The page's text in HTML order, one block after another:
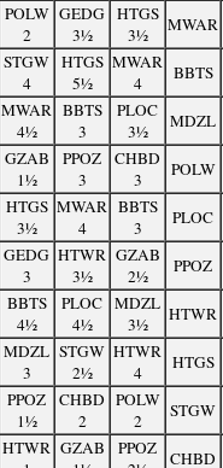
POLW
2
GEDG
3½
HTGS
3½
MWAR
STGW
4
HTGS
5½
MWAR
4
BBTS
MWAR
4½
BBTS
3
PLOC
3½
MDZL
GZAB
1½
PPOZ
3
CHBD
3
POLW
HTGS
3½
MWAR
4
BBTS
3
PLOC
GEDG
3
HTWR
3½
GZAB
2½
PPOZ
BBTS
4½
PLOC
4½
MDZL
3½
HTWR
MDZL
3
STGW
2½
HTWR
4
HTGS
PPOZ
1½
CHBD
2
POLW
2
STGW
HTWR GZAB
PPOZ
CHBD